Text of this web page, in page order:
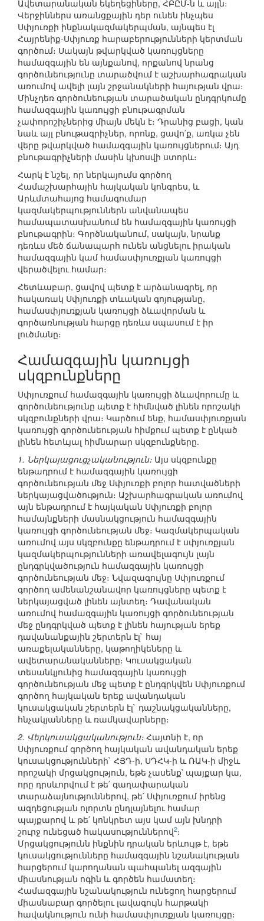
Ավետարանական եկեղեցիները, ՀԲԸՄ-ն և այլն։
Վերջիններս առանցքային դեր ունեն ինչպես
Սփյուռքի ինքնակազմակերպման, այնպես էլ
Հայրենիք-Սփյուռք հարաբերությունների կերտման
գործում։ Սակայն թվարկված կառույցները
համազգային են այնքանով, որքանով նրանց
գործունեությունը տարածվում է աշխարհագրական
առումով ավելի լայն շրջանակների հայության վրա։
Մինչդեռ գործունեության տարածական ընդգրկումը
համազգային կառույցի բնութագրման
չափորոշիչներից միայն մեկն է։ Դրանից բացի, կան
նաև այլ բնութագրիչներ, որոնք, ցավո՛ք, առկա չեն
վերը թվարկված համազգային կառույցներում։ Այդ
բնութագրիչների մասին կխոսվի ստորև։
Հարկ է նշել, որ ներկայումս գործող
Համաշխարհային հայկական կոնգրես, և
Արևմտահայոց համագումար
կազմակերպություններն անվանապես
համապատասխանում են համազգային կառույցի
բնութագրին։ Գործնականում, սակայն, նրանք
դեռևս մեծ ճանապարհ ունեն անցնելու իրական
համազգային կամ համասփյուռքյան կառույցի
վերածվելու համար։
Հետևաբար, ցավով պետք է արձանագրել, որ
հակառակ Սփյուռքի տևական գոյությանը,
համասփյուռքյան կառույցի ձևավորման և
գործառնության հարցը դեռևս սպասում է իր
լուծմանը։
Համազգային կառույցի
սկզբունքները
Սփյուռքում համազգային կառույցի ձևավորումը և
գործունեությունը պետք է հիմնված լինեն որոշակի
սկզբունքների վրա։ Կարծում ենք, համասփյուռքյան
կառույցի գործունեության հիմքում պետք է ընկած
լինեն հետևյալ հիմնարար սկզբունքները.
1. Ներկայացուցչականություն։ Այս սկզբունքը
ենթադրում է համազգային կառույցի
գործունեության մեջ Սփյուռքի բոլոր հատվածների
ներկայացվածություն։ Աշխարհագրական առումով
այն ենթադրում է հայկական Սփյուռքի բոլոր
համայնքների մասնակցություն համազգային
կառույցի գործունեության մեջ։ Կազմակերպական
առումով այս սկզբունքը ենթադրում է սփյուռքյան
կազմակերպությունների առավելագույն լայն
ընդգրկվածություն համազգային կառույցի
գործունեության մեջ։ Նվազագույնը Սփյուռքում
գործող ամենանշանավոր կառույցները պետք է
ներկայացված լինեն այնտեղ։ Դավանական
առումով համազգային կառույցի գործունեության
մեջ ընդգրկված պետք է լինեն հայության երեք
դավանանքային շերտերն էլ` հայ
առաքելականները, կաթողիկեները և
ավետարանականները։ Կուսակցական
տեսանկյունից համազգային կառույցի
գործունեության մեջ պետք է ընդգրկվեն Սփյուռքում
գործող հայկական երեք ավանդական
կուսակցական շերտերն էլ` դաշնակցականները,
հնչակյանները և ռամկավարները։
2. Վերկուսակցականություն։ Հայտնի է, որ
Սփյուռքում գործող հայկական ավանդական երեք
կուսակցությունների` ՀՅԴ-ի, ՍԴՀԿ-ի և ՌԱԿ-ի միջև
որոշակի մրցակցություն, եթե չասենք՝ պայքար կա,
որը դրսևորվում է թե՛ գաղափարական
տարաձայնություններով, թե՛ Սփյուռքում իրենց
ազդեցության ոլորտն ընդլայնելու համար
պայքարով և թե՛ կոնկրետ այս կամ այն խնդրի
շուրջ ունեցած հակասություններով2։
Մրցակցությունն ինքնին դրական երևույթ է, եթե
կուսակցությունները համազգային նշանակության
հարցերում կարողանան պահպանել ազգային
միասնության ոգին և գործեն համատեղ։
Համազգային նշանակություն ունեցող հարցերում
միասնաբար գործելու լավագույն հարթակի
հավակնություն ունի համասփյուռքյան կառույցը։